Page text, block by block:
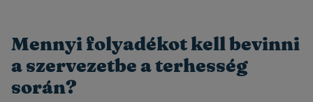
Mennyi folyadékot kell bevinni
a szervezetbe a terhesség
során?